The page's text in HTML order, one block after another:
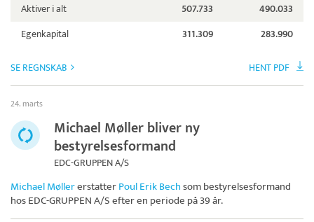
Aktiver i alt
507.733
490.033
Egenkapital
311.309 283.990
SE REGNSKAB HENT PDF
24. marts
Michael Møller bliver ny
bestyrelsesformand
EDC-GRUPPEN A/S
Michael MøllererstatterPoul Erik Bechsom bestyrelsesformand
hosEDC-GRUPPEN A/Sefter en periode på 39 år.